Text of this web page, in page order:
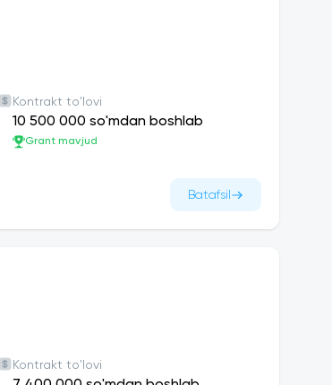
Kontrakt to'lovi
10 500 000 so'mdan boshlab
Grant mavjud
Batafsil
Kontrakt to'lovi